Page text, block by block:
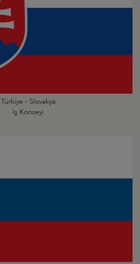
Türkiye - Slovakya
İş Konseyi